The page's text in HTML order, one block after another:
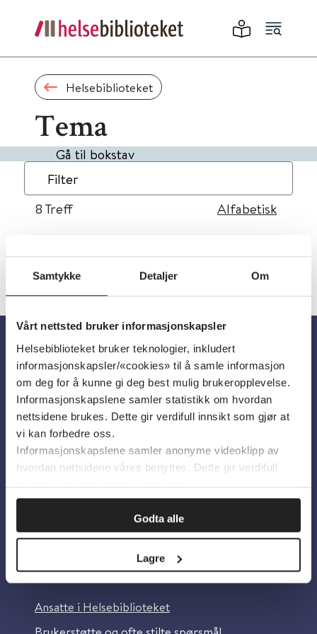
Samtykke Detaljer Om
Vårt nettsted bruker informasjonskapsler
Helsebiblioteket bruker teknologier, inkludert
informasjonskapsler/«cookies» til å samle informasjon
om deg for å kunne gi deg best mulig brukeropplevelse.
Informasjonskapslene samler statistikk om hvordan
nettsidene brukes. Dette gir verdifull innsikt som gjør at
vi kan forbedre oss.
Informasjonskapslene samler anonyme videoklipp av
hvordan nettsidene våres benyttes. Dette gir verdifull
innsikt som gjør at vi kan forbedre oss.
Godta alle
Lagre
Helsebiblioteket
Tema
Gå til bokstav
Filter
8 Treff Alfabetisk
Om oss
Om Helsebiblioteket
Personvern og informasjonskapsler
Tilgjengelighetserklæring
Information in English
Ansatte i Helsebiblioteket